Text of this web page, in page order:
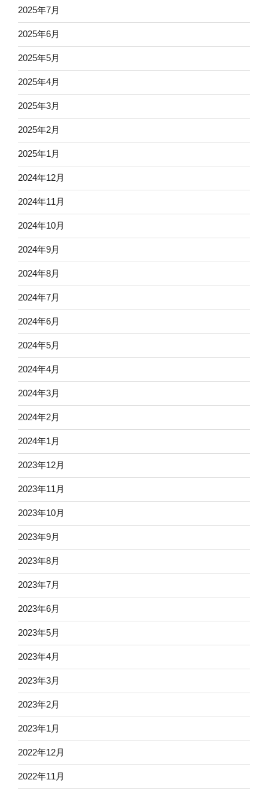
2025年7月
2025年6月
2025年5月
2025年4月
2025年3月
2025年2月
2025年1月
2024年12月
2024年11月
2024年10月
2024年9月
2024年8月
2024年7月
2024年6月
2024年5月
2024年4月
2024年3月
2024年2月
2024年1月
2023年12月
2023年11月
2023年10月
2023年9月
2023年8月
2023年7月
2023年6月
2023年5月
2023年4月
2023年3月
2023年2月
2023年1月
2022年12月
2022年11月